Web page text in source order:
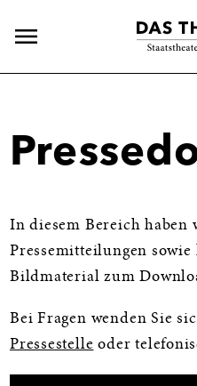
Hauptnavigation
In diesem Bereich haben
Pressemitteilungen sowie
Bildmaterial zum
Bei Fragen wenden Sie
Pressestelle oder